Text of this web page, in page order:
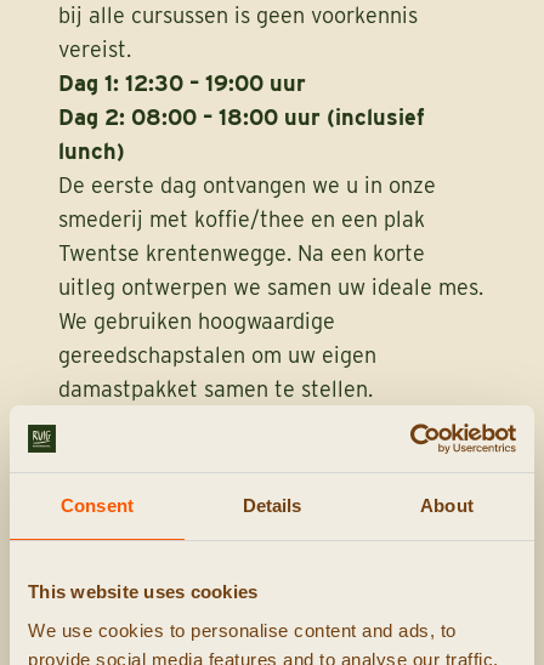
Consent Details About
This website uses cookies
We use cookies to personalise content and ads, to
provide social media features and to analyse our traffic.
bij alle cursussen is geen voorkennis
vereist.
Dag 1: 12:30 – 19:00 uur
Dag 2: 08:00 – 18:00 uur (inclusief
lunch)
De eerste dag ontvangen we u in onze
smederij met koffie/thee en een plak
Twentse krentenwegge. Na een korte
uitleg ontwerpen we samen uw ideale mes.
We gebruiken hoogwaardige
gereedschapstalen om uw eigen
damastpakket samen te stellen.
Vervolgens worden deze op temperatuur
gewenste aantal lagen. Deze dag beleeft u
het oude ambacht en de hitte die nodig is